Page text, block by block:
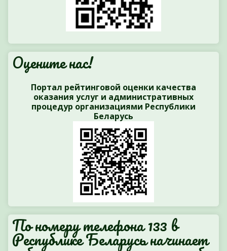
Оцените нас!
Портал рейтинговой оценки качества
оказания услуг и административных
процедур организациями Республики
Беларусь
По номеру телефона 133 в
Республике Беларусь начинает